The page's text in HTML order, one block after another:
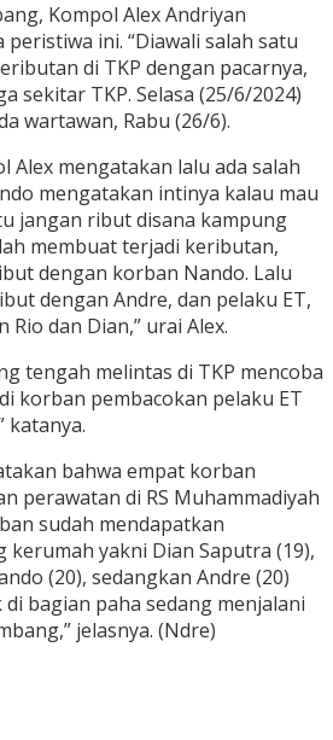
Kompol Alex Andriyan
ini. “Diawali salah satu
di TKP dengan pacarnya,
sekitar TKP. Selasa (25/6/2024)
wartawan, Rabu (26/6).
Alex mengatakan lalu ada salah
mengatakan intinya kalau mau
jangan ribut disana kampung
membuat terjadi keributan,
dengan korban Nando. Lalu
dengan Andre, dan pelaku ET,
Rio dan Dian,” urai Alex.
tengah melintas di TKP mencoba
korban pembacokan pelaku ET
katanya.
bahwa empat korban
perawatan di RS Muhammadiyah
sudah mendapatkan
kerumah yakni Dian Saputra (19),
(20), sedangkan Andre (20)
bagian paha sedang menjalani
jelasnya. (Ndre)